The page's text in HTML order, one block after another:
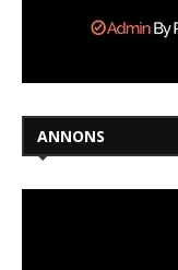
ANNONS